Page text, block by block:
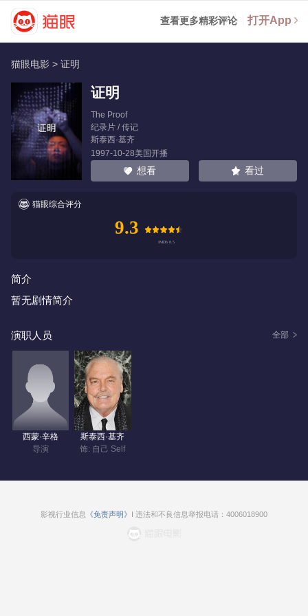
查看更多精彩评论 打开App
猫眼电影 >证明
证明
The Proof
纪录片 / 传记
斯泰西·基齐
1997-10-28美国开播
想看 看过
猫眼综合评分
9.3
简介
暂无剧情简介
演职人员 全部
西蒙·辛格
导演
斯泰西·基齐
饰: 自己 Self
影视行业信息 《免责声明》 I 违法和不良信息举报电话：4006018900